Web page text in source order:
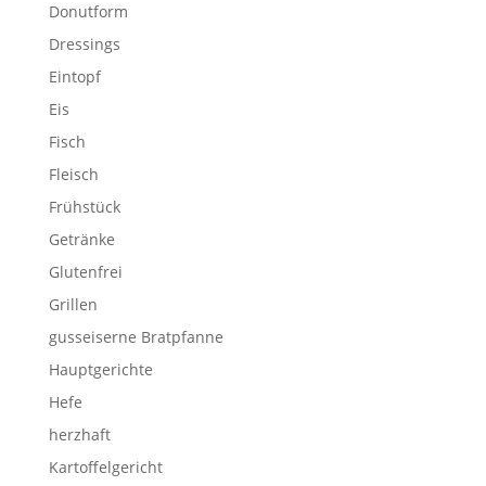
Donutform
Dressings
Eintopf
Eis
Fisch
Fleisch
Frühstück
Getränke
Glutenfrei
Grillen
gusseiserne Bratpfanne
Hauptgerichte
Hefe
herzhaft
Kartoffelgericht